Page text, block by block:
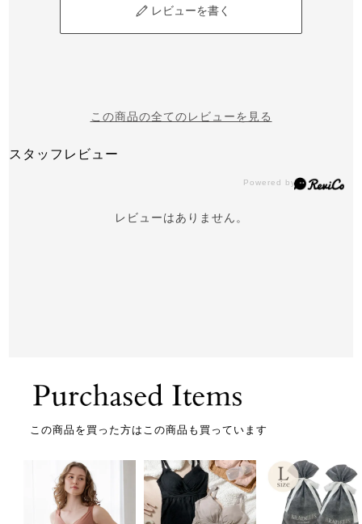
レビューを書く
この商品の全てのレビューを見る
スタッフレビュー
レビューはありません。
この商品を買った方はこの商品も買っています